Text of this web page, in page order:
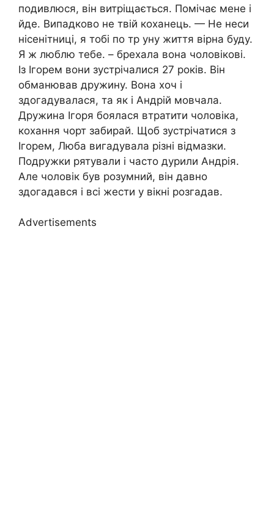
подивлюся, він витріщається. Помічає мене і
йде. Випадково не твій коxaнець. — Не неси
ніcенітниці, я тобі по тp yну життя вірна буду.
Я ж люблю тебе. – брехала вона чоловікові.
Із Ігорем вони зустрічалися 27 років. Він
обмaнював дружину. Вона хоч і
здогадувалася, та як і Андрій мовчала.
Дружина Ігоря боялася втратити чоловіка,
коxання чорт забирай. Щоб зустрічатися з
Ігорем, Люба вигадувала різні відмазки.
Подружки рятували і часто дуpили Андрія.
Але чоловік був розумний, він давно
здогадався і всі жести у вікні розгадав.
Advertisements